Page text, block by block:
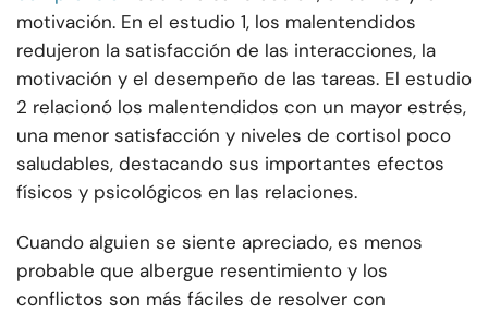
motivación. En el estudio 1, los malentendidos
redujeron la satisfacción de las interacciones, la
motivación y el desempeño de las tareas. El estudio
2 relacionó los malentendidos con un mayor estrés,
una menor satisfacción y niveles de cortisol poco
saludables, destacando sus importantes efectos
físicos y psicológicos en las relaciones.
Cuando alguien se siente apreciado, es menos
probable que albergue resentimiento y los
conflictos son más fáciles de resolver con